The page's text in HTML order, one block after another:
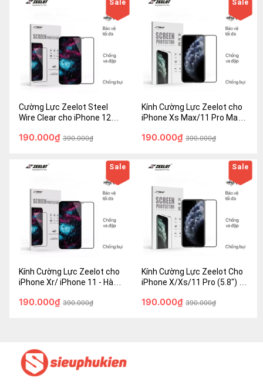
Sale
Cường Lực Zeelot Steel
Wire Clear cho iPhone 12
190.000₫ 390.000₫
Sale
Kính Cường Lực Zeelot cho
iPhone Xs Max/11 Pro Max -
190.000₫ 390.000₫
Sale
Kính Cường Lực Zeelot cho
iPhone Xr/ iPhone 11 - Hàng
190.000₫ 390.000₫
Sale
Kính Cường Lực Zeelot Cho
iPhone X/Xs/11 Pro (5.8") -
190.000₫ 390.000₫